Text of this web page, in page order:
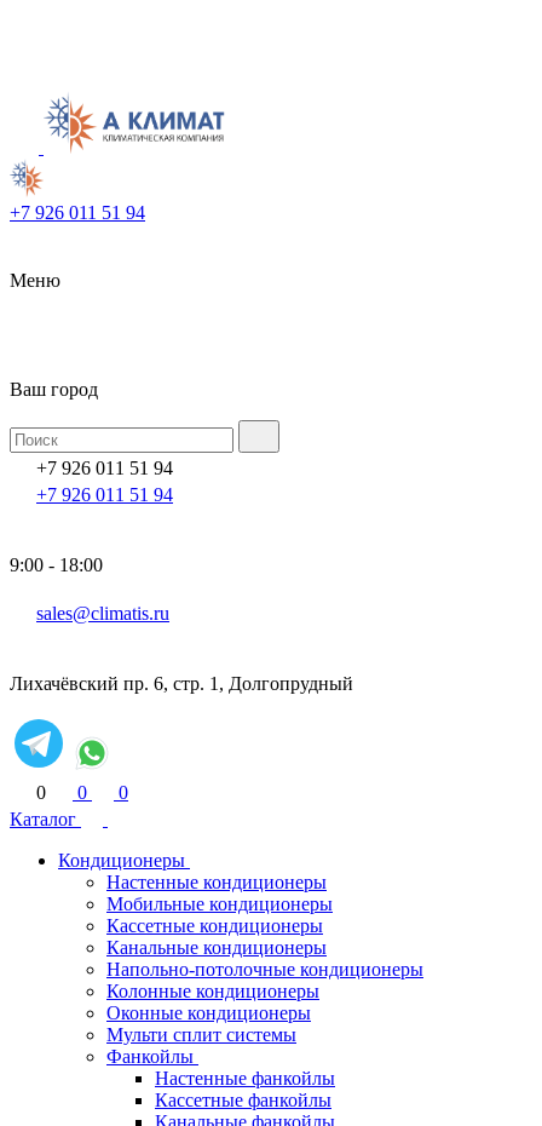
+7 926 011 51 94
Меню
Ваш город
+7 926 011 51 94
+7 926 011 51 94
9:00 - 18:00
sales@climatis.ru
Лихачёвский пр. 6, стр. 1, Долгопрудный
0 0
0
Каталог
Кондиционеры
Настенные кондиционеры
Мобильные кондиционеры
Кассетные кондиционеры
Канальные кондиционеры
Напольно-потолочные кондиционеры
Колонные кондиционеры
Оконные кондиционеры
Мульти сплит системы
Фанкойлы
Настенные фанкойлы
Кассетные фанкойлы
Канальные фанкойлы